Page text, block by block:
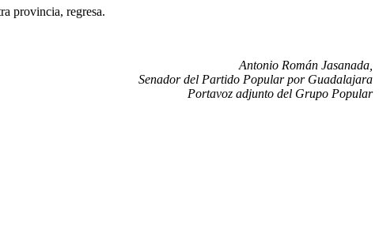
provincia, regresa.
Antonio Román Jasanada,
Senador del Partido Popular por Guadalajara
Portavoz adjunto del Grupo Popular